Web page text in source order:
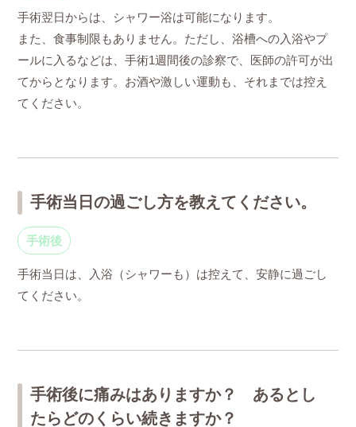
手術翌日からは、シャワー浴は可能になります。
また、食事制限もありません。ただし、浴槽への入浴やプ
ールに入るなどは、手術1週間後の診察で、医師の許可が出
てからとなります。お酒や激しい運動も、それまでは控え
てください。
手術当日の過ごし方を教えてください。
手術後
手術当日は、入浴（シャワーも）は控えて、安静に過ごし
てください。
手術後に痛みはありますか？ あるとし
たらどのくらい続きますか？